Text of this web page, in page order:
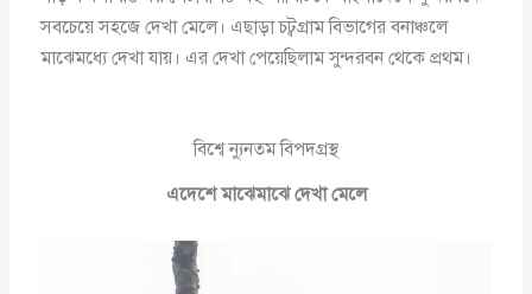
সবচেয়ে সহজে দেখা মেলে। এছাড়া চট্বগ্রাম বিভাগের বনাঞ্চলে
মাঝেমধ্যে দেখা যায়। এর দেখা পেয়েছিলাম সুন্দরবন থেকে প্রথম।
বিশ্বে ন্যুনতম বিপদগ্রস্থ
এদেশে মাঝেমাঝে দেখা মেলে